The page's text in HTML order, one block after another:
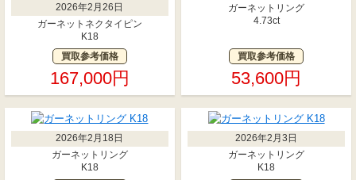
2026年2月26日
ガーネットネクタイピン
K18
買取参考価格
167,000円
ガーネットリング
4.73ct
買取参考価格
53,600円
2026年2月18日
ガーネットリング
K18
2026年2月3日
ガーネットリング
K18